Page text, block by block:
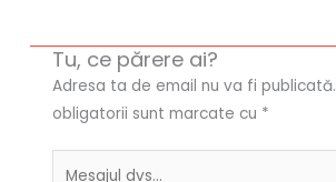
Tu, ce părere ai?
Adresa ta de email nu va fi publicată.
obligatorii sunt marcate cu *